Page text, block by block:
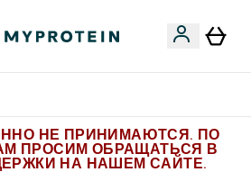
НЕ ПРИНИМАЮТСЯ. ПО
ПРОСИМ ОБРАЩАТЬСЯ В
НА НАШЕМ САЙТЕ.